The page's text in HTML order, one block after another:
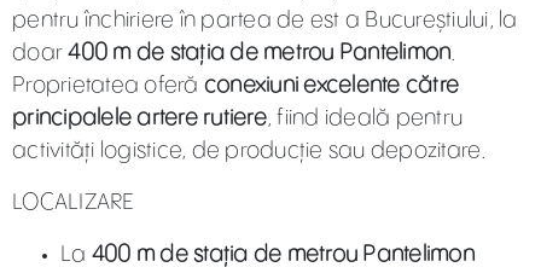
pentru închiriere în partea de est a Bucureștiului, la
doar400 m de stația de metrou Pantelimon.
Proprietatea oferă conexiuni excelente către
principalele artere rutiere, fiind ideală pentru
activități logistice, de producție sau depozitare.
LOCALIZARE
La 400 m de stația de metrou Pantelimon